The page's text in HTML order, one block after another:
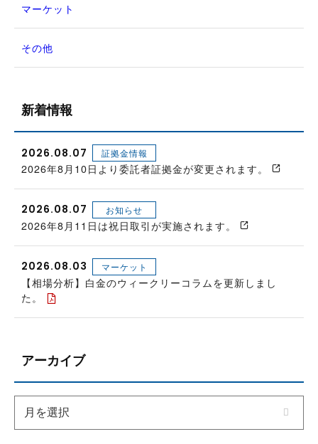
マーケット
その他
新着情報
2026.08.07 証拠金情報
2026年8月10日より委託者証拠金が変更されます。
2026.08.07 お知らせ
2026年8月11日は祝日取引が実施されます。
2026.08.03 マーケット
【相場分析】白金のウィークリーコラムを更新しまし
た。
アーカイブ